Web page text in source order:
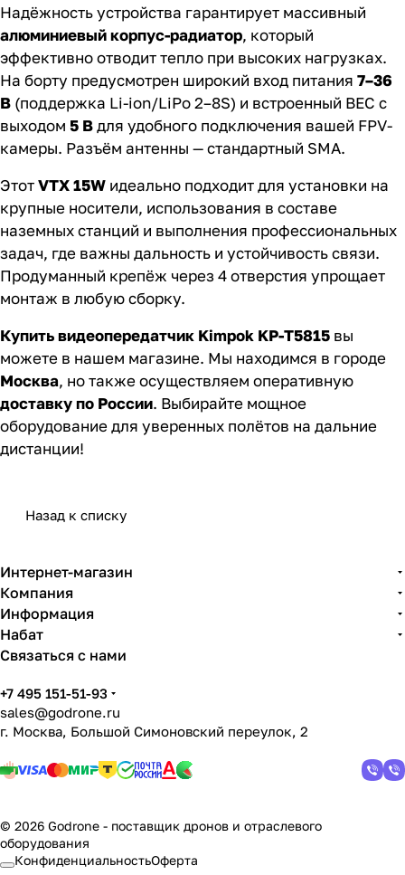
Надёжность устройства гарантирует массивный
алюминиевый корпус-радиатор, который
эффективно отводит тепло при высоких нагрузках.
На борту предусмотрен широкий вход питания 7–36
В (поддержка Li-ion/LiPo 2–8S) и встроенный BEC с
выходом 5 Вдля удобного подключения вашей FPV-
камеры. Разъём антенны — стандартный SMA.
ЭтотVTX 15W идеально подходит для установки на
крупные носители, использования в составе
наземных станций и выполнения профессиональных
задач, где важны дальность и устойчивость связи.
Продуманный крепёж через 4 отверстия упрощает
монтаж в любую сборку.
Купить видеопередатчик Kimpok KP-T5815 вы
можете в нашем магазине. Мы находимся в городе
Москва, но также осуществляем оперативную
доставку по России. Выбирайте мощное
оборудование для уверенных полётов на дальние
дистанции!
Назад к списку
Интернет-магазин
Компания
Информация
Набат
Связаться с нами
+7 495 151-51-93
sales@godrone.ru
г. Москва, Большой Симоновский переулок, 2
© 2026 Godrone - поставщик дронов и отраслевого
оборудования
КонфиденциальностьОферта